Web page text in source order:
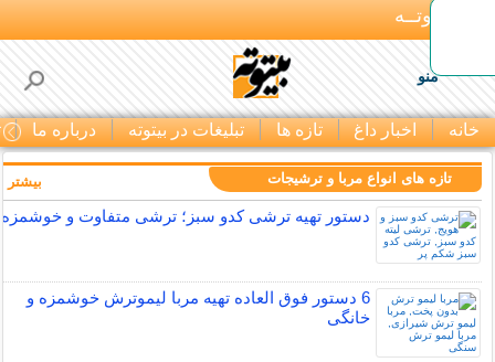
بـیتوتــه
منو
خانه اخبار داغ تازه ها تبلیغات در بیتوته درباره ما
تازه های انواع مربا و ترشیجات
دستور تهیه ترشی کدو سبز؛ ترشی متفاوت و خوشمزه
6 دستور فوق العاده تهیه مربا لیموترش خوشمزه و
خانگی
بیشتر